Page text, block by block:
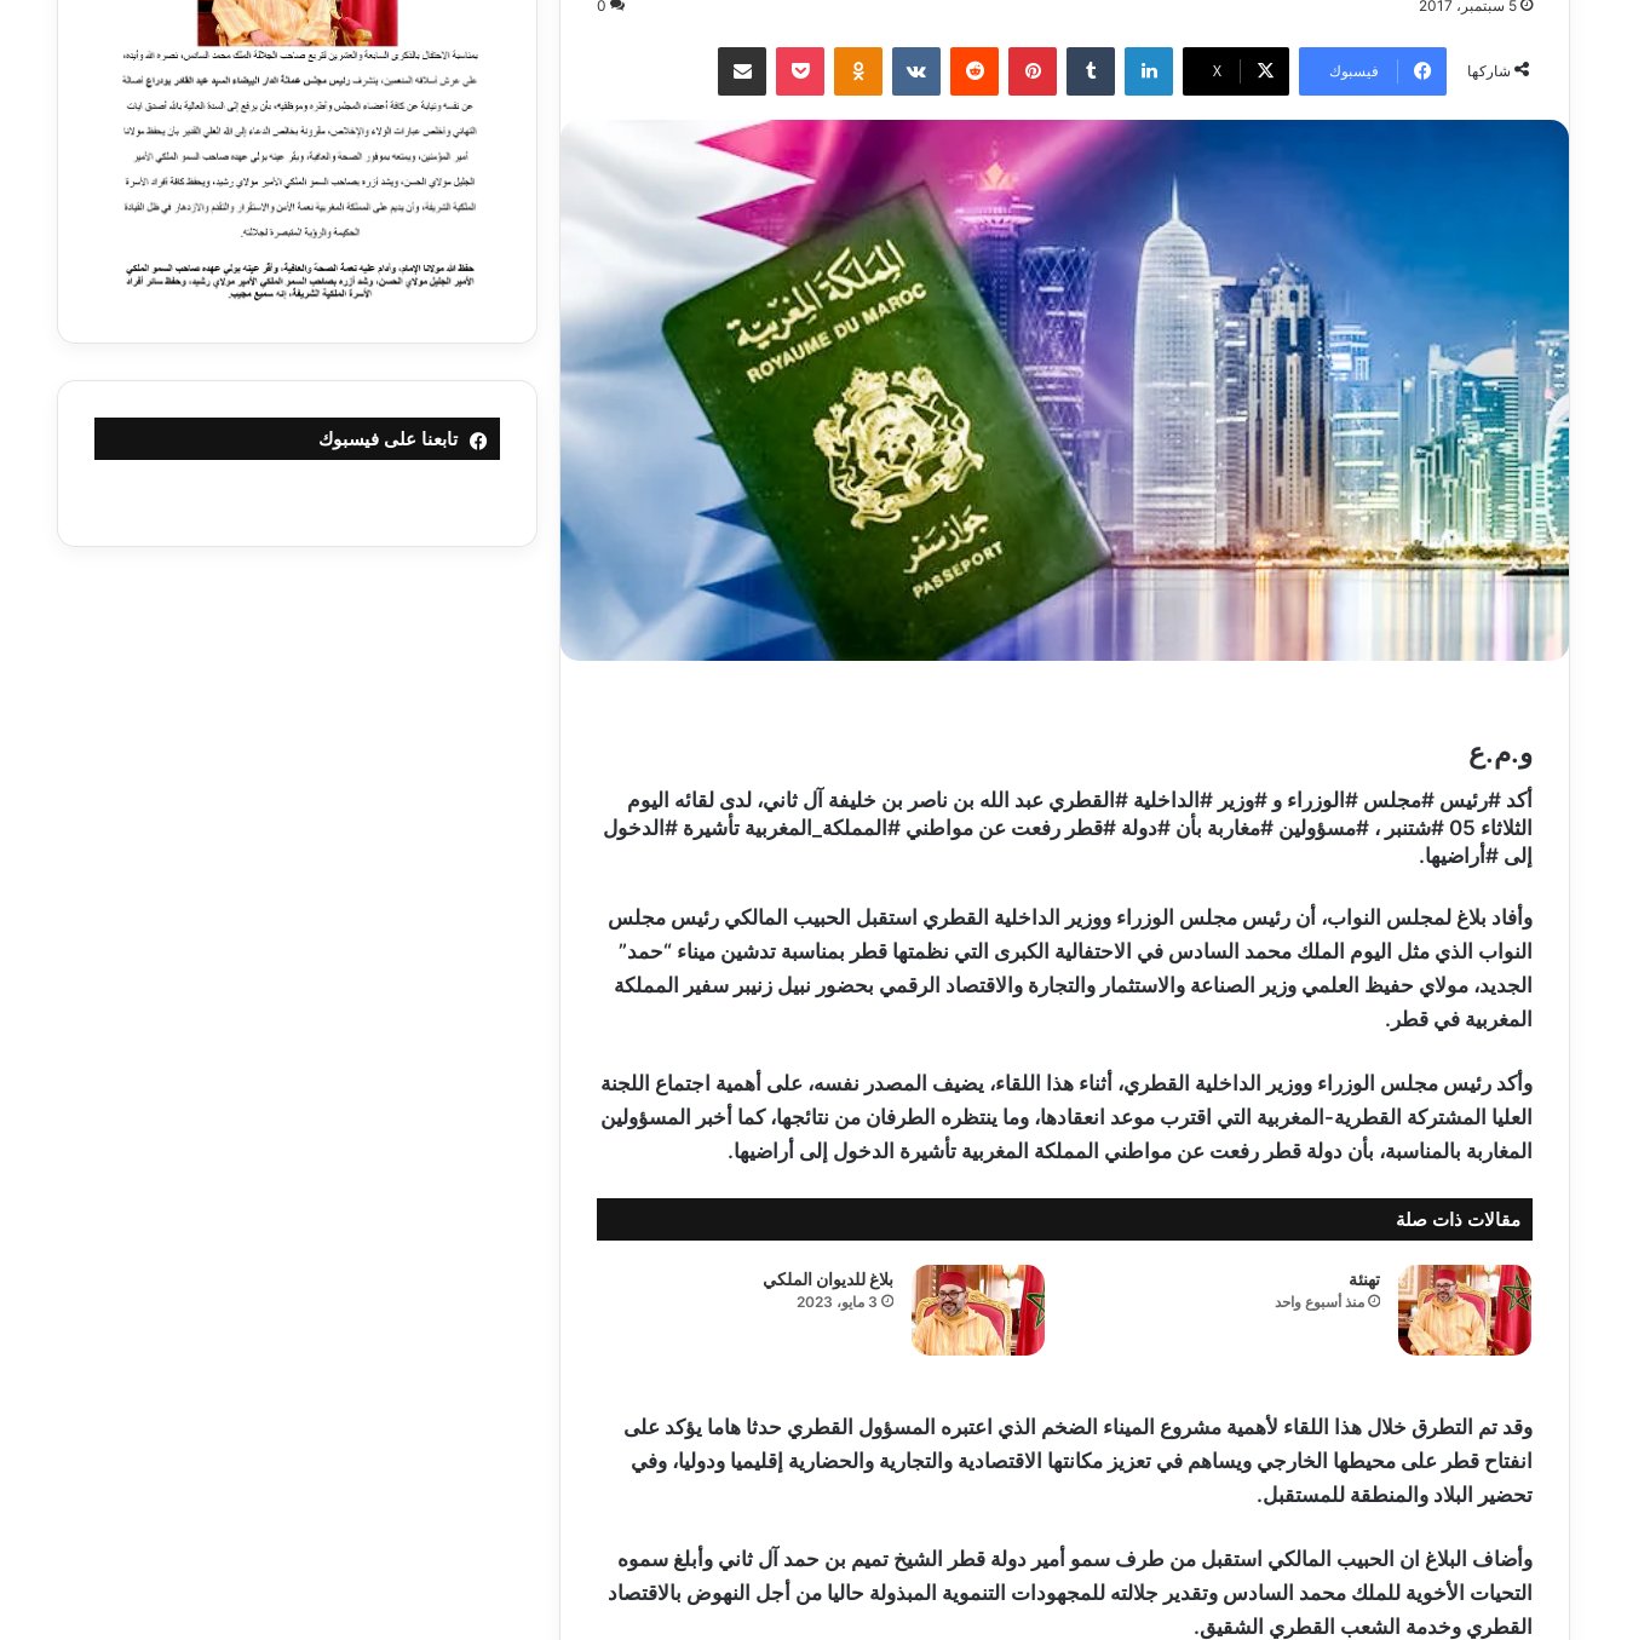
5 سبتمبر، 2017 0
شاركها فيسبوك ‫X
لينكدإن بينتيريست
و.م.ع
أكد #رئيس #مجلس #الوزراء و #وزير #الداخلية #القطري عبد الله بن ناصر بن خليفة آل ثاني، لدى لقائه اليوم
الثلاثاء 05 #شتنبر ، #مسؤولين #مغاربة بأن #دولة #قطر رفعت عن مواطني #المملكة_المغربية تأشيرة #الدخول
إلى #أراضيها.
وأفاد بلاغ لمجلس النواب، أن رئيس مجلس الوزراء ووزير الداخلية القطري استقبل الحبيب المالكي رئيس مجلس
النواب الذي مثل اليوم الملك محمد السادس في الاحتفالية الكبرى التي نظمتها قطر بمناسبة تدشين ميناء “حمد”
الجديد، مولاي حفيظ العلمي وزير الصناعة والاستثمار والتجارة والاقتصاد الرقمي بحضور نبيل زنيبر سفير المملكة
المغربية في قطر.
وأكد رئيس مجلس الوزراء ووزير الداخلية القطري، أثناء هذا اللقاء، يضيف المصدر نفسه، على أهمية اجتماع اللجنة
العليا المشتركة القطرية-المغربية التي اقترب موعد انعقادها، وما ينتظره الطرفان من نتائجها، كما أخبر المسؤولين
المغاربة بالمناسبة، بأن دولة قطر رفعت عن مواطني المملكة المغربية تأشيرة الدخول إلى أراضيها.
مقالات ذات صلة
تهنئة
منذ أسبوع واحد
بلاغ للديوان الملكي
3 مايو، 2023
وقد تم التطرق خلال هذا اللقاء لأهمية مشروع الميناء الضخم الذي اعتبره المسؤول القطري حدثا هاما يؤكد على
انفتاح قطر على محيطها الخارجي ويساهم في تعزيز مكانتها الاقتصادية والتجارية والحضارية إقليميا ودوليا، وفي
تحضير البلاد والمنطقة للمستقبل.
وأضاف البلاغ ان الحبيب المالكي استقبل من طرف سمو أمير دولة قطر الشيخ تميم بن حمد آل ثاني وأبلغ سموه
التحيات الأخوية للملك محمد السادس وتقدير جلالته للمجهودات التنموية المبذولة حاليا من أجل النهوض بالاقتصاد
القطري وخدمة الشعب القطري الشقيق.
تابعنا على فيسبوك